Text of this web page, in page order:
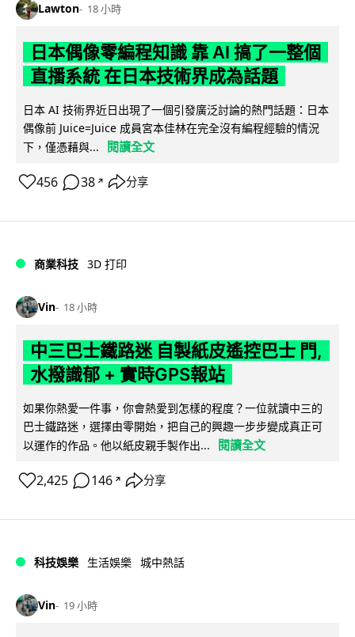
Lawton 18 小時
日本偶像零編程知識 靠 AI 搞了一整個
直播系統 在日本技術界成為話題
日本 AI 技術界近日出現了一個引發廣泛討論的熱門話題：日本
偶像前 Juice=Juice 成員宮本佳林在完全沒有編程經驗的情況
下，僅憑藉與...
閱讀全文
456 38 ↗ 分享
商業科技 3D 打印
Vin 18 小時
中三巴士鐵路迷 自製紙皮遙控巴士 門,
水撥識郁 + 實時GPS報站
如果你熱愛一件事，你會熱愛到怎樣的程度？一位就讀中三的
巴士鐵路迷，選擇由零開始，把自己的興趣一步步變成真正可
以運作的作品。他以紙皮親手製作出...
閱讀全文
2,425 146 ↗ 分享
科技娛樂 生活娛樂 城中熱話
Vin 19 小時